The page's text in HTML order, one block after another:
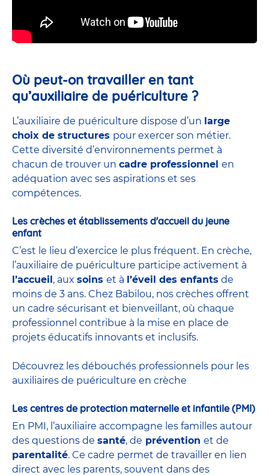
Où peut-on travailler en tant
qu’auxiliaire de puériculture ?
L’auxiliaire de puériculture dispose d’un large
choix de structures pour exercer son métier.
Cette diversité d’environnements permet à
chacun de trouver un cadre professionnel en
adéquation avec ses aspirations et ses
compétences.
Les crèches et établissements d'accueil du jeune
enfant
C’est le lieu d’exercice le plus fréquent. En crèche,
l’auxiliaire de puériculture participe activement à
l’accueil , aux soins et à l’éveil des enfants de
moins de 3 ans. Chez Babilou, nos crèches offrent
un cadre sécurisant et bienveillant, où chaque
professionnel contribue à la mise en place de
projets éducatifs innovants et inclusifs.
Découvrez les débouchés professionnels pour les
auxiliaires de puériculture en crèche
Les centres de protection maternelle et infantile (PMI)
En PMI, l’auxiliaire accompagne les familles autour
des questions de santé, de prévention et de
parentalité. Ce cadre permet de travailler en lien
direct avec les parents, souvent dans des